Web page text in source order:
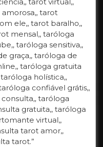
tarot
ele,, tarot baralho,,
mensal,, taróloga
taróloga sensitiva,,
graça,, taróloga de
taróloga gratuita
holística,,
confiável grátis,,
taróloga
gratuita,, taróloga
virtual,,
tarot amor,,
tarot.”